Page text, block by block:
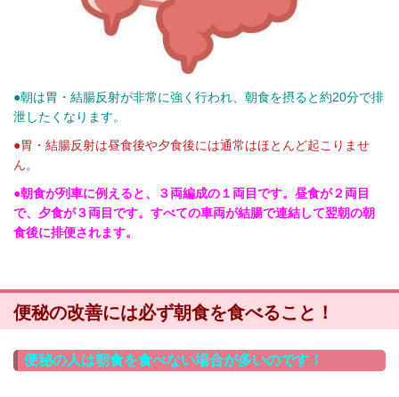
●朝は胃・結腸反射が非常に強く行われ、朝食を摂ると約20分で排
泄したくなります。
●胃・結腸反射は昼食後や夕食後には通常はほとんど起こりませ
ん。
●朝食が列車に例えると、３両編成の１両目です。昼食が２両目
で、夕食が３両目です。すべての車両が結腸で連結して翌朝の朝
食後に排便されます。
便秘の改善には必ず朝食を食べること！
便秘の人は朝食を食べない場合が多いのです！